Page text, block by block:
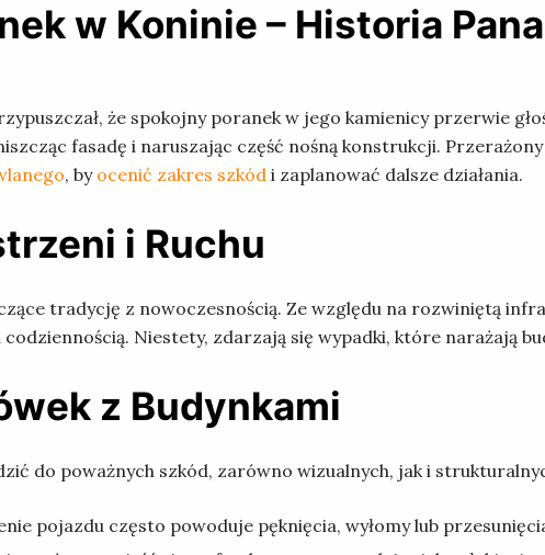
w Koninie – Historia
że spokojny poranek w jego kamienicy przerwie
fasadę i naruszając część nośną konstrukcji.
, by ocenić zakres szkód i zaplanować dalsze działania.
i Ruchu
tradycję z nowoczesnością. Ze względu na rozwiniętą
Niestety, zdarzają się wypadki, które narażają
z Budynkami
do poważnych szkód, zarówno wizualnych, jak i
pojazdu często powoduje pęknięcia, wyłomy lub